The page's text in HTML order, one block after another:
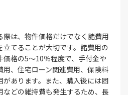
際は、物件価格だけでなく諸費用
立てることが大切です。諸費用の
価格の5〜10％程度で、手付金や
用、住宅ローン関連費用、保険料
があります。また、購入後には固
などの維持費も発生するため、長